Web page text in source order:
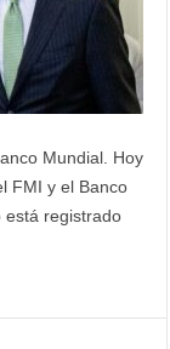
Mundial. Hoy
FMI y el Banco
está registrado